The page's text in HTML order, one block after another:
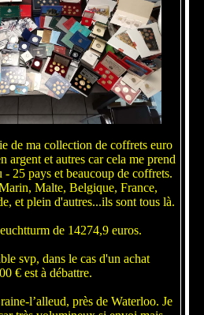
de ma collection de coffrets euro
et autres car cela me prend
25 pays et beaucoup de coffrets.
Malte, Belgique, France,
et plein d'autres...ils sont tous là.
de 14274,9 euros.
svp, dans le cas d'un achat
€ est à débattre.
l’alleud, près de Waterloo. Je